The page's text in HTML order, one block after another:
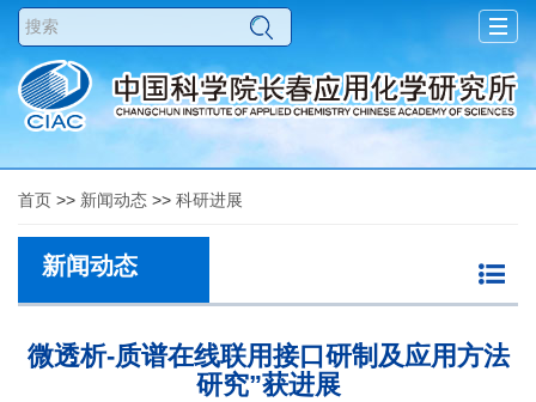
首页 >> 新闻动态 >> 科研进展
新闻动态
微透析-质谱在线联用接口研制及应用方法
研究”获进展